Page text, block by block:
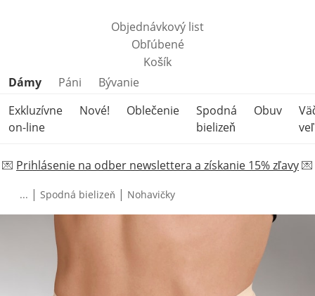
Objednávkový list
Obľúbené
Košík
Preskočiť kategórie produktov
Dámy Páni
Bývanie
Exkluzívne
on-line
Nové! Oblečenie
Spodná
bielizeň
Obuv
💌 Prihlásenie na odber newslettera a získanie 15% zľavy💌
... | Spodná bielizeň | Nohavičky